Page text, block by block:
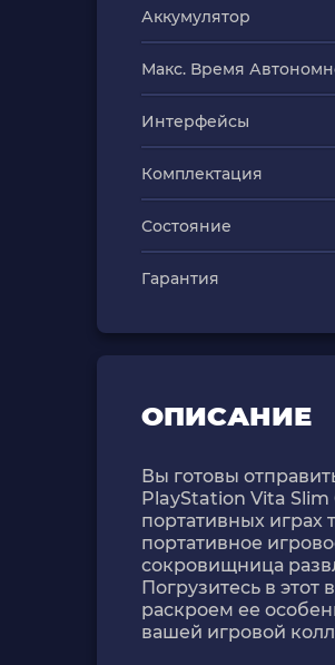
Аккумулятор
Макс. Время
Интерфейсы
Комплектация
Состояние
Гарантия
ОПИСАНИЕ
Вы готовы
PlayStation Vita Slim
портативных играх
портативное
сокровищница
Погрузитесь в
раскроем ее
вашей игровой